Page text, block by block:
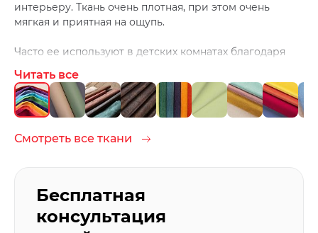
Смотреть все ткани
интерьеру. Ткань очень плотная, при этом очень
мягкая и приятная на ощупь.
Часто ее используют в детских комнатах благодаря
дети любят, что-нибудь испачкать ;)
Чистить ткань лучше средствами для домашней
Читать все
Бесплатная
консультация